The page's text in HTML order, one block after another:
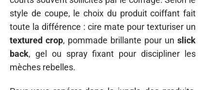
style de coupe, le choix du produit coiffant fait
toute la différence : cire mate pour texturiser un
textured crop, pommade brillante pour un slick
back, gel ou spray fixant pour discipliner les
mèches rebelles.